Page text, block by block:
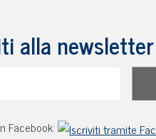
alla newsletter
Facebook: